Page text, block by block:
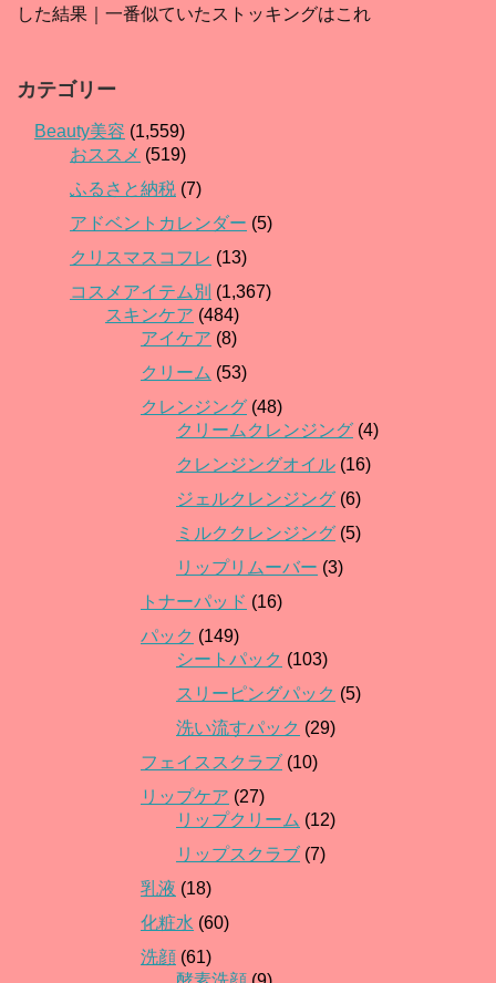
した結果｜一番似ていたストッキングはこれ
カテゴリー
Beauty美容 (1,559)
おススメ (519)
ふるさと納税 (7)
アドベントカレンダー (5)
クリスマスコフレ (13)
コスメアイテム別 (1,367)
スキンケア (484)
アイケア (8)
クリーム (53)
クレンジング (48)
クリームクレンジング (4)
クレンジングオイル (16)
ジェルクレンジング (6)
ミルククレンジング (5)
リップリムーバー (3)
トナーパッド (16)
パック (149)
シートパック (103)
スリーピングパック (5)
洗い流すパック (29)
フェイススクラブ (10)
リップケア (27)
リップクリーム (12)
リップスクラブ (7)
乳液 (18)
化粧水 (60)
洗顔 (61)